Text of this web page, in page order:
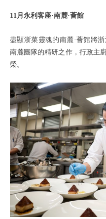
11月永利客座·南麓·薈館
盡顯浙菜靈魂的南麓·薈館將
南麓團隊的精研之作，行政主
榮。